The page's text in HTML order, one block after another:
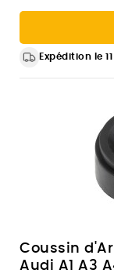
Expédition le
Coussin
Audi A1 A3